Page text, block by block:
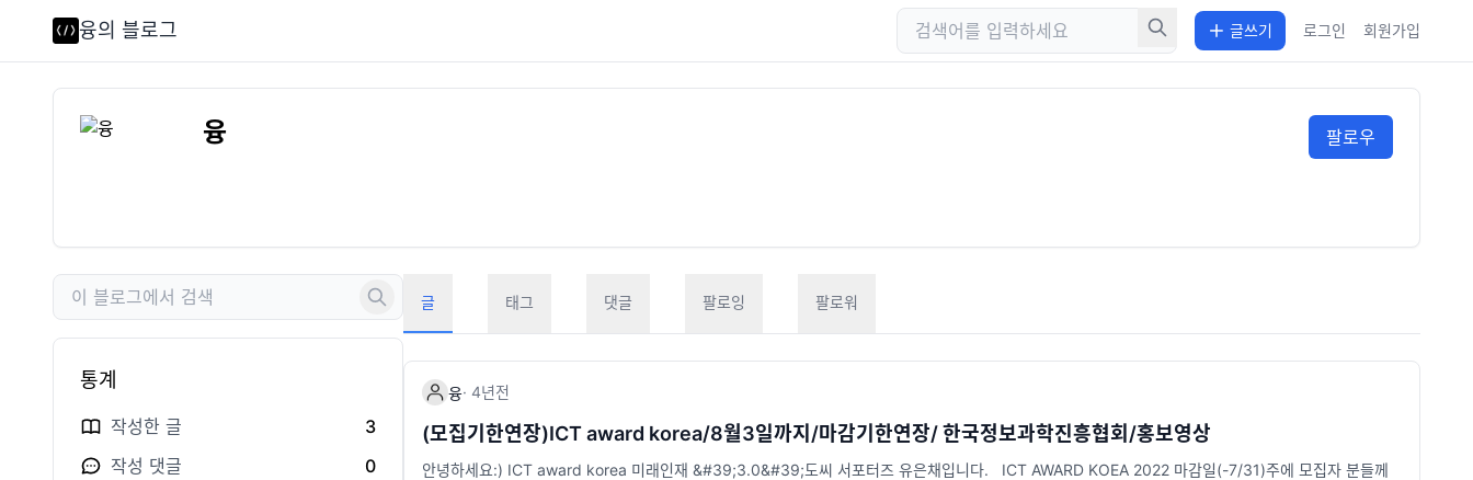
융의 블로그 글쓰기 로그인 회원가입
융 팔로우
통계
작성한 글
3
작성 댓글
0
글 태그 댓글 팔로잉 팔로워
융· 4년전
(모집기한연장)ICT award korea/8월3일까지/마감기한연장/ 한국정보과학진흥협회/홍보영상
안녕하세요:) ICT award korea 미래인재 &#39;3.0&#39;도씨 서포터즈 유은채입니다. ICT AWARD KOEA 2022 마감일(-7/31)주에 모집자 분들께